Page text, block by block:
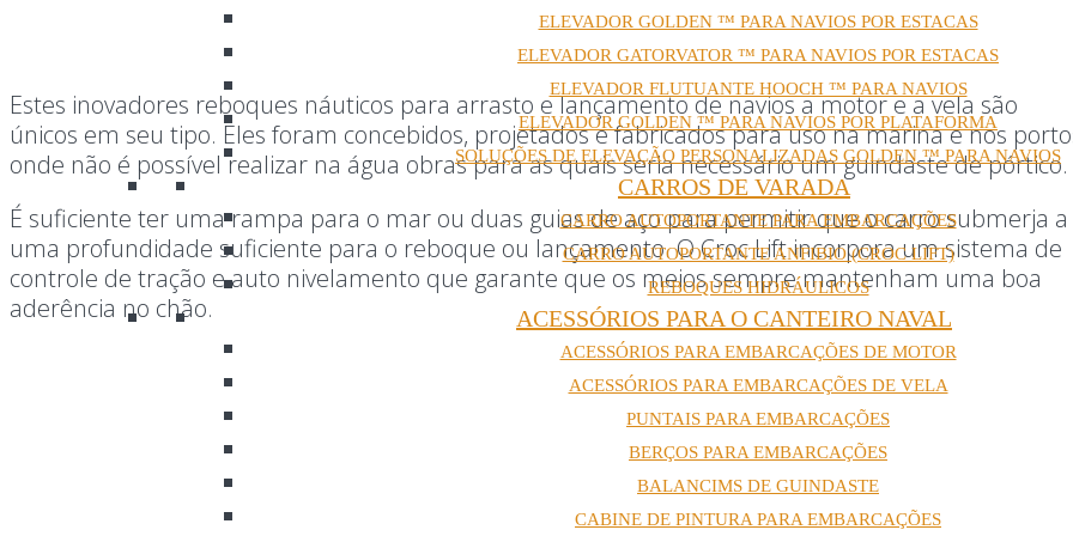
ELEVADOR GOLDEN ™ PARA NAVIOS POR ESTACAS
ELEVADOR GATORVATOR ™ PARA NAVIOS POR ESTACAS
ELEVADOR FLUTUANTE HOOCH ™ PARA NAVIOS
ELEVADOR GOLDEN ™ PARA NAVIOS POR PLATAFORMA
SOLUÇÕES DE ELEVAÇÃO PERSONALIZADAS GOLDEN ™ PARA NAVIOS
CARROS DE VARADA
CARRO AUTOPORTANTE PARA EMBARCAÇÕES
CARRO AUTOPORTANTE ANFIBIO (CROC LIFT)
REBOQUES HIDRÁULICOS
ACESSÓRIOS PARA O CANTEIRO NAVAL
ACESSÓRIOS PARA EMBARCAÇÕES DE MOTOR
ACESSÓRIOS PARA EMBARCAÇÕES DE VELA
PUNTAIS PARA EMBARCAÇÕES
BERÇOS PARA EMBARCAÇÕES
BALANCIMS DE GUINDASTE
CABINE DE PINTURA PARA EMBARCAÇÕES
Estes inovadores reboques náuticos para arrasto e lançamento de navios a motor e a vela são
únicos em seu tipo. Eles foram concebidos, projetados e fabricados para uso na marina e nos
onde não é possível realizar na água obras para as quais seria necessário um guindaste de pórtico.
É suficiente ter uma rampa para o mar ou duas guias de aço para permitir que o carro submerja a
uma profundidade suficiente para o reboque ou lançamento. O Croc Lift incorpora um sistema de
controle de tração e auto nivelamento que garante que os meios sempre mantenham uma boa
aderência no chão.